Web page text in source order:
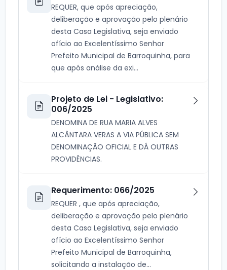
REQUER, que após apreciação,
deliberação e aprovação pelo plenário
desta Casa Legislativa, seja enviado
ofício ao Excelentíssimo Senhor
Prefeito Municipal de Barroquinha, para
que após análise da exi...
Projeto de Lei - Legislativo:
006/2025
DENOMINA DE RUA MARIA ALVES
ALCÂNTARA VERAS A VIA PÚBLICA SEM
DENOMINAÇÃO OFICIAL E DÁ OUTRAS
PROVIDÊNCIAS.
Requerimento: 066/2025
REQUER , que após apreciação,
deliberação e aprovação pelo plenário
desta Casa Legislativa, seja enviado
ofício ao Excelentíssimo Senhor
Prefeito Municipal de Barroquinha,
solicitando a instalação de...